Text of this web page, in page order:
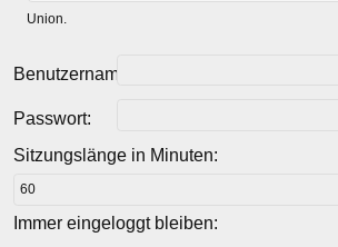
Union.
Benutzername:
Passwort:
Sitzungslänge in Minuten:
Immer eingeloggt bleiben: